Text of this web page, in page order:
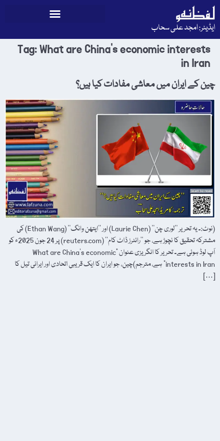
ایڈیٹر: امجد علی سحاب
Tag:What are China’s economic interests
in Iran
چین کے ایران میں معاشی مفادات کیا ہیں؟
(نوٹ:۔ یہ تحریر ’’لوری چن‘‘ (Laurie Chen) اور ’’ایتھن وانگ‘‘ (Ethan Wang) کی
مشترکہ تحقیق کا نچوڑ ہے، جو ’’رائٹرز ڈاٹ کام‘‘ (reuters.com) پر 24 جون 2025ء کو
اَپ لوڈ ہوئی ہے۔ تحریر کا انگریزی عنوان "What are China’s economic
interests in Iran” ہے، مترجم)چین، جو ایران کا ایک قریبی اتحادی اور ایرانی تیل کا
[…]